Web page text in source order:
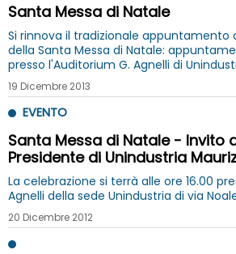
Santa Messa di Natale
Si rinnova il tradizionale appuntamento
della Santa Messa di Natale:
presso l'Auditorium G. Agnelli di
- Roma
19 Dicembre 2013
EVENTO
Santa Messa di Natale - Invito
Presidente di Unindustria
La celebrazione si terrà alle ore 16.00
Agnelli della sede Unindustria di via
20 Dicembre 2012